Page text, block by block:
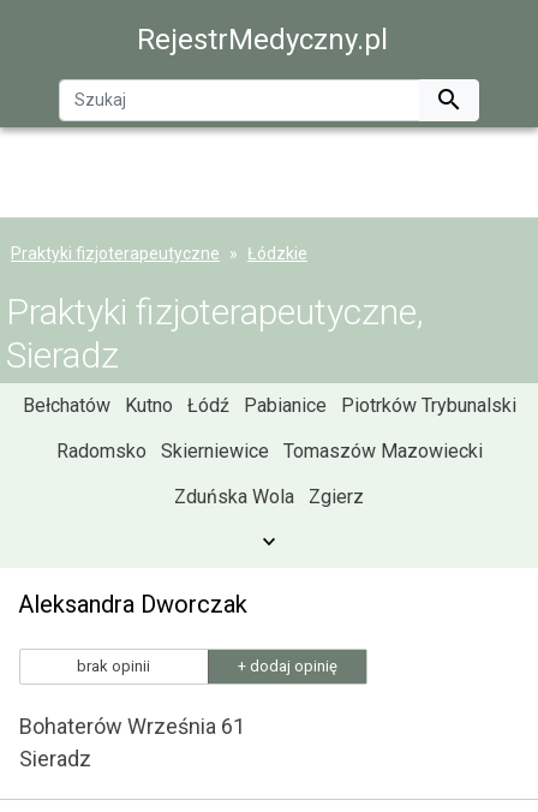
RejestrMedyczny.pl

Praktyki fizjoterapeutyczne Łódzkie
Praktyki fizjoterapeutyczne,
Sieradz
Bełchatów Kutno Łódź Pabianice
Piotrków Trybunalski
Radomsko
Skierniewice
Tomaszów Mazowiecki
Zduńska Wola
Zgierz
Aleksandra Dworczak
brak opinii + dodaj opinię
Bohaterów Września 61
Sieradz